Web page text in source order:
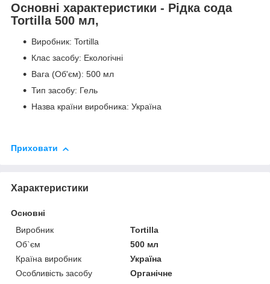
Основні характеристики - Рідка сода
Tortilla 500 мл,
Виробник: Tortilla
Клас засобу: Екологічні
Вага (Об'єм): 500 мл
Тип засобу: Гель
Назва країни виробника: Україна
Приховати
Характеристики
Основні
Виробник
Tortilla
Об`єм
500 мл
Країна виробник
Україна
Особливість засобу
Органічне